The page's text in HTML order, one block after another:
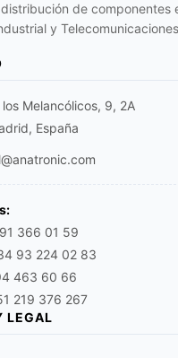
de componentes
y
Melancólicos, 9, 2A
España
366 01 59
93 224 02 83
463 60 66
219 376 267
LEGAL